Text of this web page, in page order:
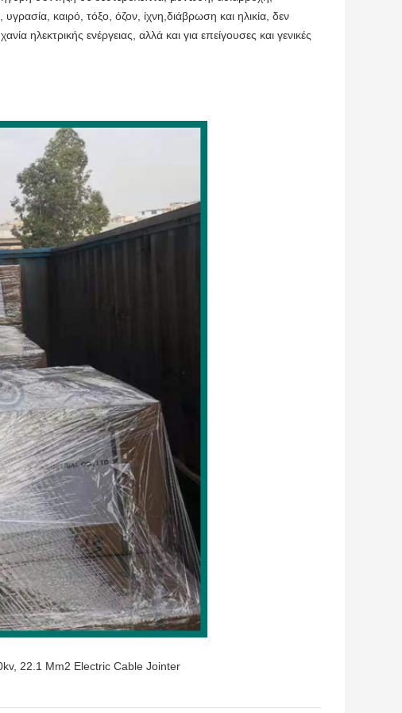
καιρό, τόξο, όζον, ίχνη,διάβρωση και ηλικία, δεν
ηλεκτρικής ενέργειας, αλλά και για επείγουσες και γενικές
, 22.1 Mm2 Electric Cable Jointer